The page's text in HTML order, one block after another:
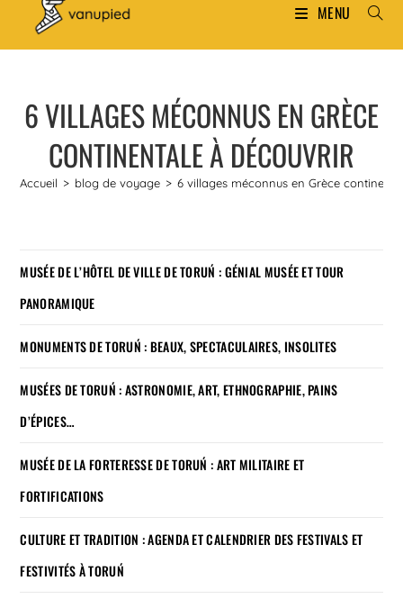
MENU
6 VILLAGES MÉCONNUS EN GRÈCE
CONTINENTALE À DÉCOUVRIR
Accueil > blog de voyage > 6 villages méconnus en Grèce
MUSÉE DE L’HÔTEL DE VILLE DE TORUŃ : GÉNIAL MUSÉE ET TOUR
PANORAMIQUE
MONUMENTS DE TORUŃ : BEAUX, SPECTACULAIRES, INSOLITES
MUSÉES DE TORUŃ : ASTRONOMIE, ART, ETHNOGRAPHIE, PAINS
D’ÉPICES…
MUSÉE DE LA FORTERESSE DE TORUŃ : ART MILITAIRE ET
FORTIFICATIONS
CULTURE ET TRADITION : AGENDA ET CALENDRIER DES FESTIVALS ET
FESTIVITÉS À TORUŃ